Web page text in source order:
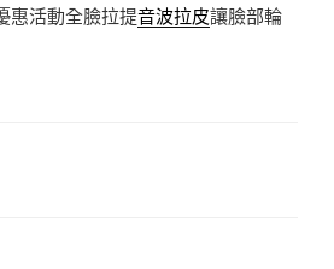
惠活動全臉拉提音波拉皮讓臉部輪